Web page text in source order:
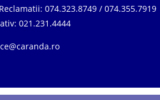
074.323.8749 / 074.355.7919
021.231.4444